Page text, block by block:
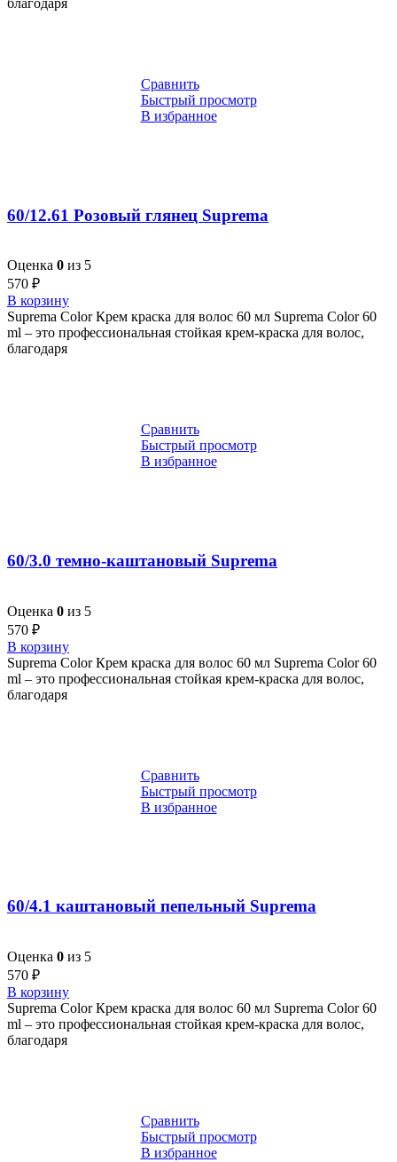
Сравнить
Быстрый просмотр
В избранное
60/12.61 Розовый глянец Suprema
Оценка 0 из 5
570 ₽
В корзину
Suprema Color Крем краска для волос 60 мл Suprema Color 60
ml – это профессиональная стойкая крем-краска для волос,
благодаря
Сравнить
Быстрый просмотр
В избранное
60/3.0 темно-каштановый Suprema
Оценка 0 из 5
570 ₽
В корзину
Suprema Color Крем краска для волос 60 мл Suprema Color 60
ml – это профессиональная стойкая крем-краска для волос,
благодаря
Сравнить
Быстрый просмотр
В избранное
60/4.1 каштановый пепельный Suprema
Оценка 0 из 5
570 ₽
В корзину
Suprema Color Крем краска для волос 60 мл Suprema Color 60
ml – это профессиональная стойкая крем-краска для волос,
благодаря
Сравнить
Быстрый просмотр
В избранное